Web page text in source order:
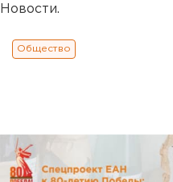
Новости.
Общество